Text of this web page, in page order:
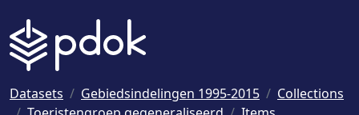
Datasets Gebiedsindelingen 1995-2015
Collections